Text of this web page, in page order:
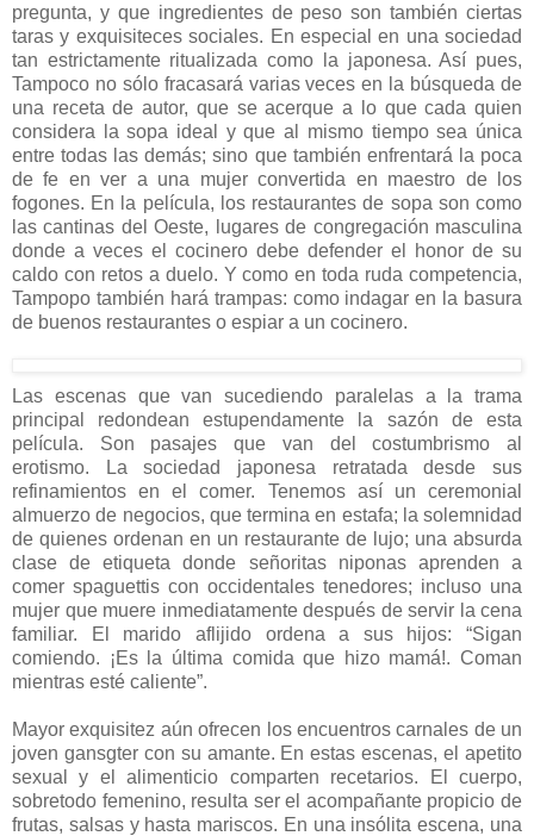
pregunta, y que ingredientes de peso son también ciertas
taras y exquisiteces sociales. En especial en una sociedad
tan estrictamente ritualizada como la japonesa. Así pues,
Tampoco no sólo fracasará varias veces en la búsqueda de
una receta de autor, que se acerque a lo que cada quien
considera la sopa ideal y que al mismo tiempo sea única
entre todas las demás; sino que también enfrentará la poca
de fe en ver a una mujer convertida en maestro de los
fogones. En la película, los restaurantes de sopa son como
las cantinas del Oeste, lugares de congregación masculina
donde a veces el cocinero debe defender el honor de su
caldo con retos a duelo. Y como en toda ruda competencia,
Tampopo también hará trampas: como indagar en la basura
de buenos restaurantes o espiar a un cocinero.
Las escenas que van sucediendo paralelas a la trama
principal redondean estupendamente la sazón de esta
película. Son pasajes que van del costumbrismo al
erotismo. La sociedad japonesa retratada desde sus
refinamientos en el comer. Tenemos así un ceremonial
almuerzo de negocios, que termina en estafa; la solemnidad
de quienes ordenan en un restaurante de lujo; una absurda
clase de etiqueta donde señoritas niponas aprenden a
comer spaguettis con occidentales tenedores; incluso una
mujer que muere inmediatamente después de servir la cena
familiar. El marido aflijido ordena a sus hijos: “Sigan
comiendo. ¡Es la última comida que hizo mamá!. Coman
mientras esté caliente”.
Mayor exquisitez aún ofrecen los encuentros carnales de un
joven gansgter con su amante. En estas escenas, el apetito
sexual y el alimenticio comparten recetarios. El cuerpo,
sobretodo femenino, resulta ser el acompañante propicio de
frutas, salsas y hasta mariscos. En una insólita escena, una